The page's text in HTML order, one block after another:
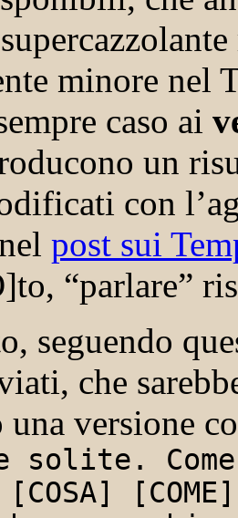
minore nel
caso ai
un
con
post sui
“parlare”
seguendo
che
una versione
solite.
[COSA]